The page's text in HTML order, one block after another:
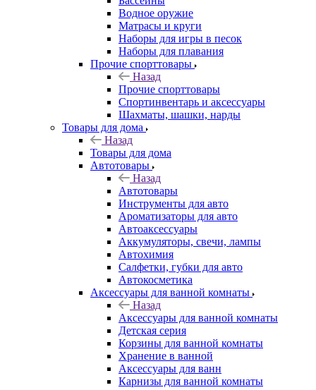
Водное оружие
Матрасы и круги
Наборы для игры в песок
Наборы для плавания
Прочие спорттовары
Назад
Прочие спорттовары
Спортинвентарь и аксессуары
Шахматы, шашки, нарды
Товары для дома
Назад
Товары для дома
Автотовары
Назад
Автотовары
Инструменты для авто
Ароматизаторы для авто
Автоаксессуары
Аккумуляторы, свечи, лампы
Автохимия
Салфетки, губки для авто
Автокосметика
Аксессуары для ванной комнаты
Назад
Аксессуары для ванной комнаты
Детская серия
Корзины для ванной комнаты
Хранение в ванной
Аксессуары для ванн
Карнизы для ванной комнаты